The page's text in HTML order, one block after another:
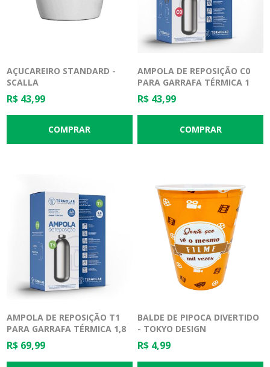
AÇUCAREIRO STANDARD -
SCALLA
R$ 43,99
AMPOLA DE REPOSIÇÃO C0
PARA GARRAFA TÉRMICA 1
LITRO - TERMOLAR
R$ 43,99
AMPOLA DE REPOSIÇÃO T1
PARA GARRAFA TÉRMICA 1,8
LITROS - TERMOLAR
R$ 69,99
BALDE DE PIPOCA DIVERTIDO
- TOKYO DESIGN
R$ 4,99